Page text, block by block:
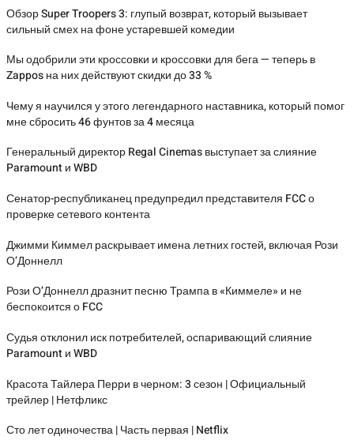
Обзор Super Troopers 3: глупый возврат, который вызывает
сильный смех на фоне устаревшей комедии
Мы одобрили эти кроссовки и кроссовки для бега — теперь в
Zappos на них действуют скидки до 33 %
Чему я научился у этого легендарного наставника, который помог
мне сбросить 46 фунтов за 4 месяца
Генеральный директор Regal Cinemas выступает за слияние
Paramount и WBD
Сенатор-республиканец предупредил представителя FCC о
проверке сетевого контента
Джимми Киммел раскрывает имена летних гостей, включая Рози
О’Доннелл
Рози О’Доннелл дразнит песню Трампа в «Киммеле» и не
беспокоится о FCC
Судья отклонил иск потребителей, оспаривающий слияние
Paramount и WBD
Красота Тайлера Перри в черном: 3 сезон | Официальный
трейлер | Нетфликс
Сто лет одиночества | Часть первая | Netflix